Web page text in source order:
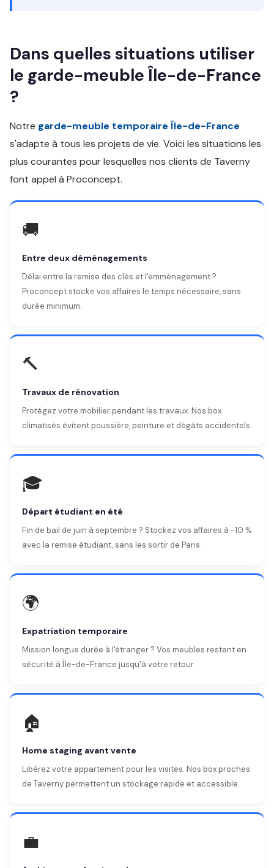
Dans quelles situations utiliser
le garde-meuble Île-de-France
?
Notre garde-meuble temporaire Île-de-France
s'adapte à tous les projets de vie. Voici les situations les
plus courantes pour lesquelles nos clients de Taverny
font appel à Proconcept.
🚚
Entre deux déménagements
Délai entre la remise des clés et l'emménagement ?
Proconcept stocke vos affaires le temps nécessaire, sans
durée minimum.
🔨
Travaux de rénovation
Protégez votre mobilier pendant les travaux. Nos box
climatisés évitent poussière, peinture et dégâts accidentels.
🎓
Départ étudiant en été
Fin de bail de juin à septembre ? Stockez vos affaires à -10 %
avec la remise étudiant, sans les sortir de Paris.
🌍
Expatriation temporaire
Mission longue durée à l'étranger ? Vos meubles restent en
sécurité à Île-de-France jusqu'à votre retour.
🏠
Home staging avant vente
Libérez votre appartement pour les visites. Nos box proches
de Taverny permettent un stockage rapide et accessible.
💼